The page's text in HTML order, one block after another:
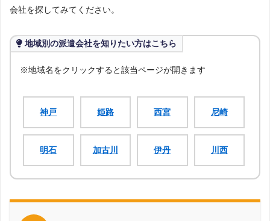
会社を探してみてください。
地域別の派遣会社を知りたい方はこちら
※地域名をクリックすると該当ページが開きます
神戸 姫路 西宮 尼崎
明石 加古川 伊丹 川西